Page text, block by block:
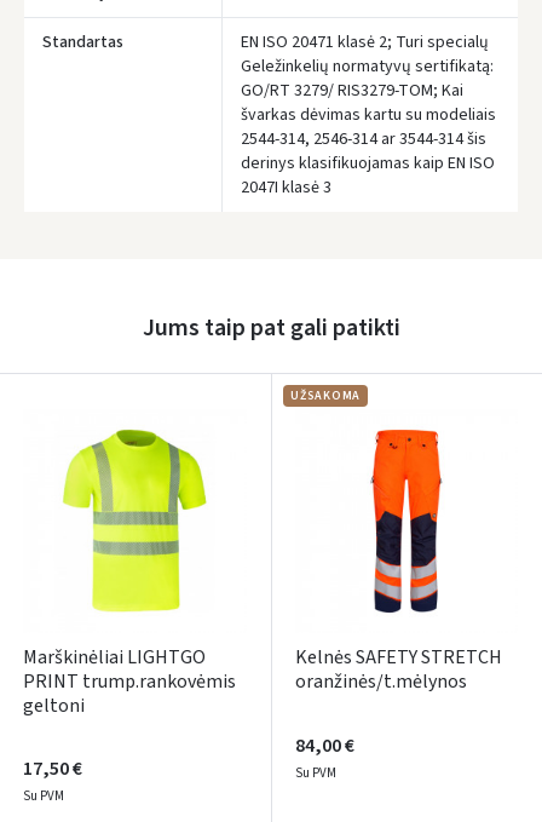
Standartas
EN ISO 20471 klasė 2; Turi specialų
Geležinkelių normatyvų sertifikatą:
GO/RT 3279/ RIS3279-TOM; Kai
švarkas dėvimas kartu su modeliais
2544-314, 2546-314 ar 3544-314 šis
derinys klasifikuojamas kaip EN ISO
2047I klasė 3
Jums taip pat gali patikti
Marškinėliai LIGHTGO
PRINT trump.rankovėmis
geltoni
17,50 €
Su PVM
UŽSAKOMA
Kelnės SAFETY STRETCH
oranžinės/t.mėlynos
84,00 €
Su PVM
Įvertinimas:
Prisijungti
Facebook
Google
Dar neturite paskyros? Registruokites